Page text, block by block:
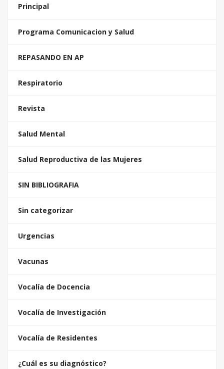
Principal
Programa Comunicacion y Salud
REPASANDO EN AP
Respiratorio
Revista
Salud Mental
Salud Reproductiva de las Mujeres
SIN BIBLIOGRAFIA
Sin categorizar
Urgencias
Vacunas
Vocalía de Docencia
Vocalía de Investigación
Vocalía de Residentes
¿Cuál es su diagnóstico?